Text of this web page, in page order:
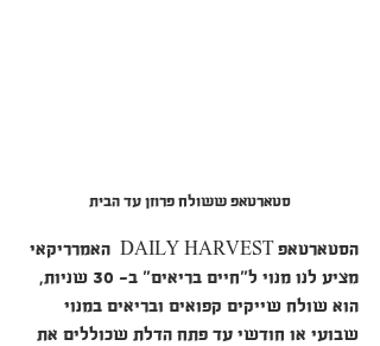
סטארטאפ ששולח פרוזן עד הבית
הסטארטאפ DAILY HARVEST  האמרריקאי
מציע לנו מנוי ל"חיים בריאים" ב- 30 שניות,
הוא שולח שייקים קפואים ובריאים במנוי
שבועי או חודשי עד פתח הדלת שכוללים את